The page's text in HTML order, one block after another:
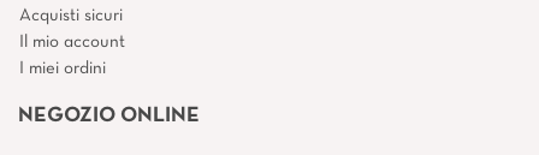
Acquisti sicuri
Il mio account
I miei ordini
NEGOZIO ONLINE